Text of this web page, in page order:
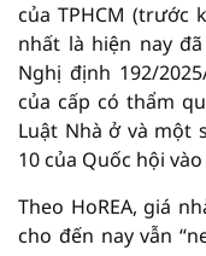
của TPHCM (trước
nhất là hiện nay
Nghị định 192/
của cấp có thẩm
Luật Nhà ở và một
10 của Quốc hội
Theo HoREA, giá
cho đến nay vẫn